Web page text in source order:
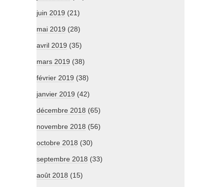
juin 2019 (21)
mai 2019 (28)
avril 2019 (35)
mars 2019 (38)
février 2019 (38)
janvier 2019 (42)
décembre 2018 (65)
novembre 2018 (56)
octobre 2018 (30)
septembre 2018 (33)
août 2018 (15)